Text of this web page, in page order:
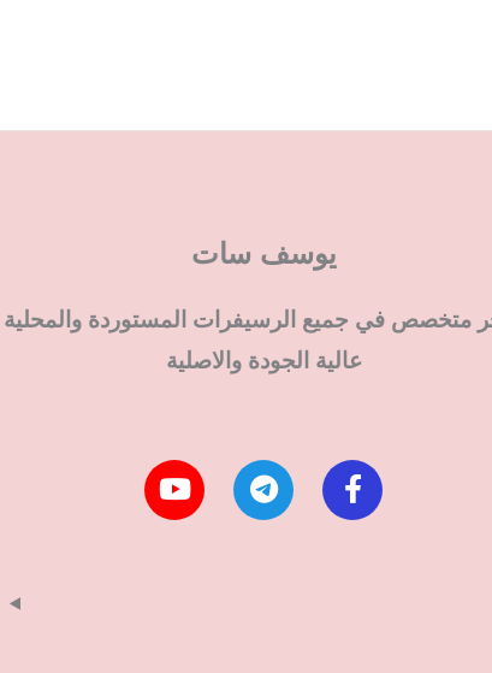
يوسف سات
متخصص في جميع الرسيفرات المستوردة والمحلية
عالية الجودة والاصلية